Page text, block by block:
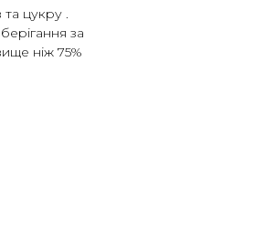
цукру .
за
ніж 75%